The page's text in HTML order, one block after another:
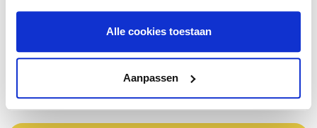
Alle cookies toestaan
Aanpassen
Heb je vragen over dit artikel?
Contacteer de adviseur